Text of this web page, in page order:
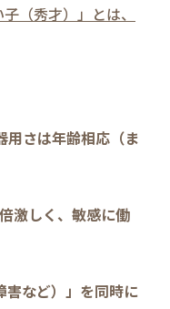
（秀才）」とは、
用さは年齢相応（ま
激しく、敏感に働
など）」を同時に